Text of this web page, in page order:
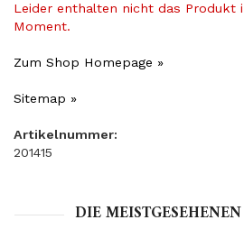
Leider enthalten nicht das Produkt
Moment.
Zum Shop Homepage »
Sitemap »
Artikelnummer:
201415
DIE